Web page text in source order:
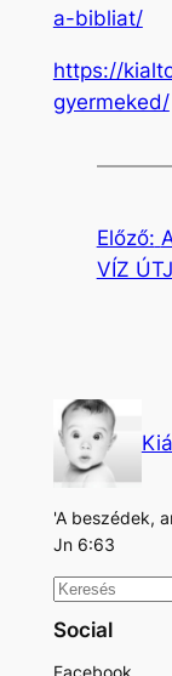
a-bibliat/
https://
gyermeked/
Előző:
VÍZ
'A beszédek,
Jn 6:63
K
e
Social